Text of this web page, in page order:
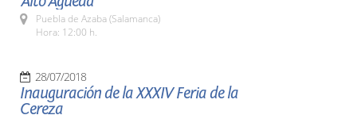
Puebla de Azaba (Salamanca)
Hora: 12:00 h.
28/07/2018
Inauguración de la XXXIV Feria de la
Cereza